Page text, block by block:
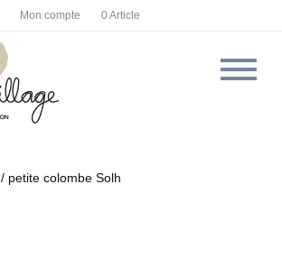
F
a
c
I
n
s
Mon compte 0 Article
/ petite colombe Solh